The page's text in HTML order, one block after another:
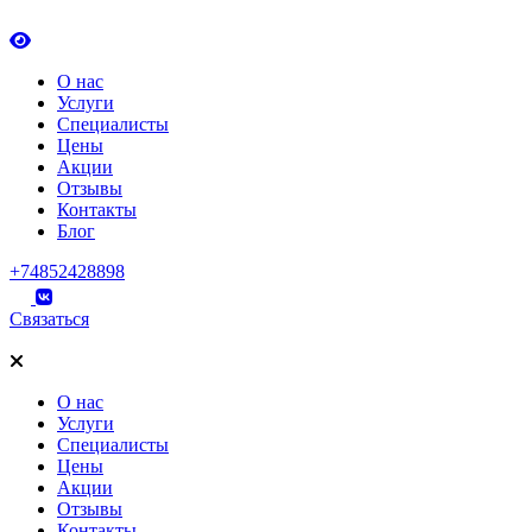
О нас
Услуги
Специалисты
Цены
Акции
Отзывы
Контакты
Блог
+74852428898
Связаться
О нас
Услуги
Специалисты
Цены
Акции
Отзывы